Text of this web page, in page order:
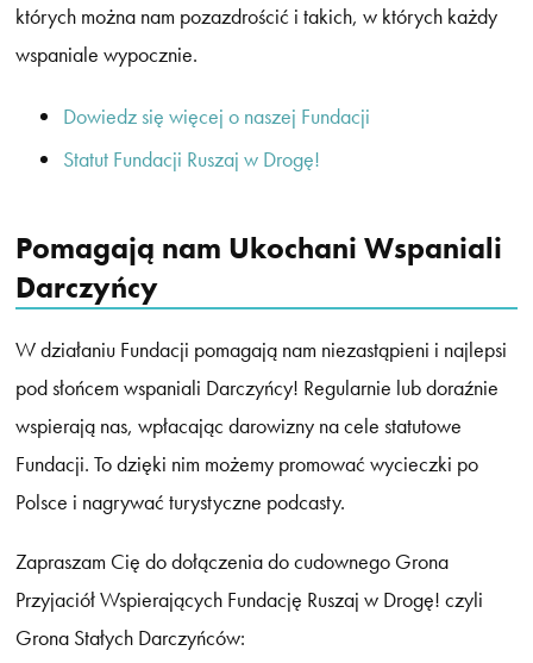
których można nam pozazdrościć i takich, w których każdy
wspaniale wypocznie.
Dowiedz się więcej o naszej Fundacji
Statut Fundacji Ruszaj w Drogę!
Pomagają nam Ukochani Wspaniali
Darczyńcy
W działaniu Fundacji pomagają nam niezastąpieni i najlepsi
pod słońcem wspaniali Darczyńcy! Regularnie lub doraźnie
wspierają nas, wpłacając darowizny na cele statutowe
Fundacji. To dzięki nim możemy promować wycieczki po
Polsce i nagrywać turystyczne podcasty.
Zapraszam Cię do dołączenia do cudownego Grona
Przyjaciół Wspierających Fundację Ruszaj w Drogę! czyli
Grona Stałych Darczyńców: